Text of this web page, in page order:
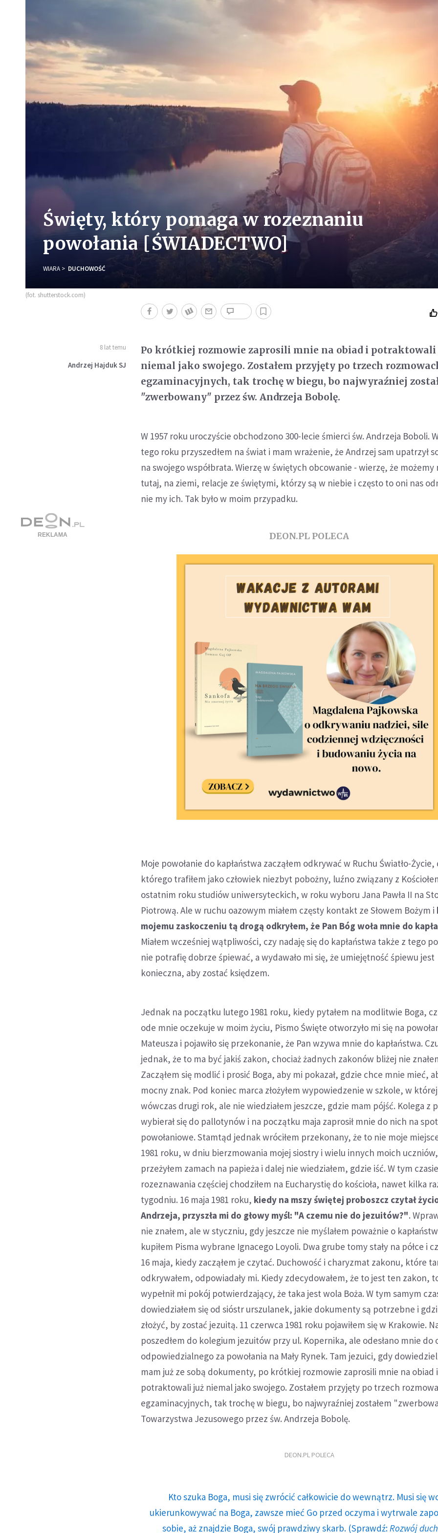
Święty, który pomaga w rozeznaniu
powołania [ŚWIADECTWO]
WIARA DUCHOWOŚĆ
(fot. shutterstock.com)
8 lat temu
Andrzej Hajduk SJ
Po krótkiej rozmowie zaprosili mnie na obiad i potraktowali
niemal jako swojego. Zostałem przyjęty po trzech
egzaminacyjnych, tak trochę w biegu, bo najwyraźniej
"zwerbowany" przez św. Andrzeja Bobolę.
W 1957 roku uroczyście obchodzono 300-lecie śmierci św. Andrzeja Boboli.
tego roku przyszedłem na świat i mam wrażenie, że Andrzej sam upatrzył
na swojego współbrata. Wierzę w świętych obcowanie - wierzę, że możemy
tutaj, na ziemi, relacje ze świętymi, którzy są w niebie i często to oni nas
nie my ich. Tak było w moim przypadku.
DEON.PL POLECA
Moje powołanie do kapłaństwa zacząłem odkrywać w Ruchu Światło-Życie,
którego trafiłem jako człowiek niezbyt pobożny, luźno związany z
ostatnim roku studiów uniwersyteckich, w roku wyboru Jana Pawła II na
Piotrową. Ale w ruchu oazowym miałem częsty kontakt ze Słowem Bożym i
mojemu zaskoczeniu tą drogą odkryłem, że Pan Bóg woła mnie do
Miałem wcześniej wątpliwości, czy nadaję się do kapłaństwa także z tego
nie potrafię dobrze śpiewać, a wydawało mi się, że umiejętność śpiewu jest
konieczna, aby zostać księdzem.
Jednak na początku lutego 1981 roku, kiedy pytałem na modlitwie Boga,
ode mnie oczekuje w moim życiu, Pismo Święte otworzyło mi się na
Mateusza i pojawiło się przekonanie, że Pan wzywa mnie do kapłaństwa.
jednak, że to ma być jakiś zakon, chociaż żadnych zakonów bliżej nie
Zacząłem się modlić i prosić Boga, aby mi pokazał, gdzie chce mnie mieć,
mocny znak. Pod koniec marca złożyłem wypowiedzenie w szkole, w
wówczas drugi rok, ale nie wiedziałem jeszcze, gdzie mam pójść. Kolega z
wybierał się do pallotynów i na początku maja zaprosił mnie do nich na
powołaniowe. Stamtąd jednak wróciłem przekonany, że to nie moje
1981 roku, w dniu bierzmowania mojej siostry i wielu innych moich uczniów,
przeżyłem zamach na papieża i dalej nie wiedziałem, gdzie iść. W tym
rozeznawania częściej chodziłem na Eucharystię do kościoła, nawet kilka
tygodniu. 16 maja 1981 roku, kiedy na mszy świętej proboszcz czytał
Andrzeja, przyszła mi do głowy myśl: "A czemu nie do jezuitów?".
nie znałem, ale w styczniu, gdy jeszcze nie myślałem poważnie o
kupiłem Pisma wybrane Ignacego Loyoli. Dwa grube tomy stały na półce i
16 maja, kiedy zacząłem je czytać. Duchowość i charyzmat zakonu, które
odkrywałem, odpowiadały mi. Kiedy zdecydowałem, że to jest ten zakon,
wypełnił mi pokój potwierdzający, że taka jest wola Boża. W tym samym
dowiedziałem się od sióstr urszulanek, jakie dokumenty są potrzebne i
złożyć, by zostać jezuitą. 11 czerwca 1981 roku pojawiłem się w Krakowie.
poszedłem do kolegium jezuitów przy ul. Kopernika, ale odesłano mnie do
odpowiedzialnego za powołania na Mały Rynek. Tam jezuici, gdy
mam już ze sobą dokumenty, po krótkiej rozmowie zaprosili mnie na obiad i
potraktowali już niemal jako swojego. Zostałem przyjęty po trzech
egzaminacyjnych, tak trochę w biegu, bo najwyraźniej zostałem
Towarzystwa Jezusowego przez św. Andrzeja Bobolę.
DEON.PL POLECA
Kto szuka Boga, musi się zwrócić całkowicie do wewnątrz. Musi się
ukierunkowywać na Boga, zawsze mieć Go przed oczyma i wytrwale
sobie, aż znajdzie Boga, swój prawdziwy skarb. (Sprawdź: Rozwój